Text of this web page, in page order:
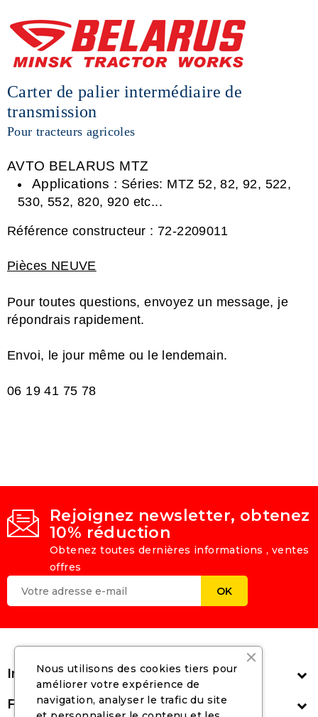
Carter de palier intermédiaire de
transmission
Pour tracteurs agricoles
AVTO BELARUS MTZ
Applications : Séries: MTZ 52, 82, 92, 522,
530, 552, 820, 920 etc...
Référence constructeur : 72-2209011
Pièces NEUVE
Pour toutes questions, envoyez un message, je
répondrais rapidement.
Envoi, le jour même ou le lendemain.
06 19 41 75 78
Rejoignez newsletter, obtenez
10% réduction
Obtenez toutes dernières informations , ventes
offres
Informations 
Follow Us 
Nous utilisons des cookies tiers pour
améliorer votre expérience de
navigation, analyser le trafic du site